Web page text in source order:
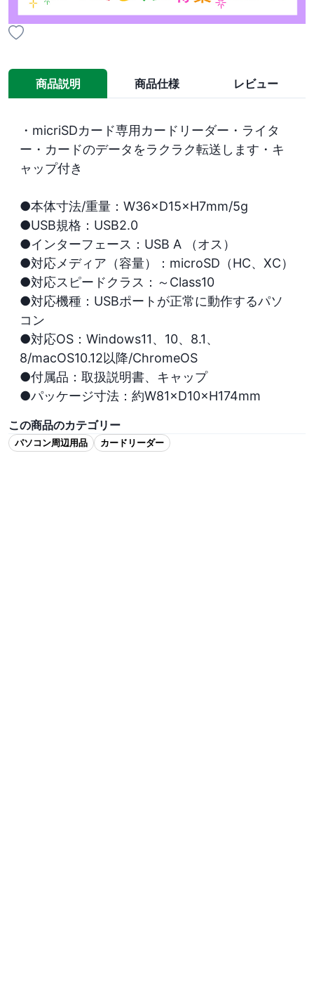
商品説明 商品仕様 レビュー
・micriSDカード専用カードリーダー・ライタ
ー・カードのデータをラクラク転送します・キ
ャップ付き
●本体寸法/重量：W36×D15×H7mm/5g
●USB規格：USB2.0
●インターフェース：USB A （オス）
●対応メディア（容量）：microSD（HC、XC）
●対応スピードクラス：～Class10
●対応機種：USBポートが正常に動作するパソ
コン
●対応OS：Windows11、10、8.1、
8/macOS10.12以降/ChromeOS
●付属品：取扱説明書、キャップ
●パッケージ寸法：約W81×D10×H174mm
この商品のカテゴリー
パソコン周辺用品 カードリーダー